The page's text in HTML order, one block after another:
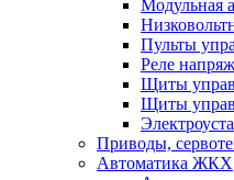
Модульная
Пульты
Реле
Щиты
Щиты
Приводы,
Автоматика ЖКХ